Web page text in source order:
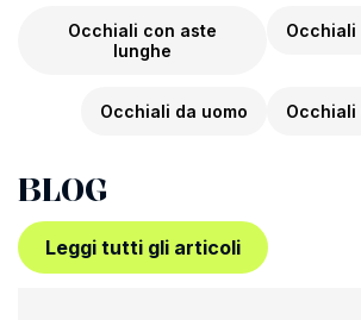
Occhiali con aste
lunghe
Occhiali
Occhiali da uomo Occhiali
BLOG
Leggi tutti gli articoli